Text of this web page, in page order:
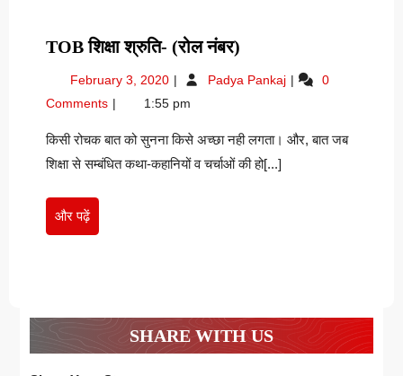
TOB शिक्षा श्रुति- (रोल नंबर)
श्रुति-
नंबर)
February 3, 2020 February
2020
Padya Pankaj ToB
(रोल
नंबर)
0
Comments
1:55 pm
किसी रोचक बात को सुनना किसे अच्छा नही लगता। और, बात जब
शिक्षा से सम्बंधित कथा-कहानियों व चर्चाओं की हो[...]
और पढ़ेंऔर
पढ़ें
SHARE WITH US